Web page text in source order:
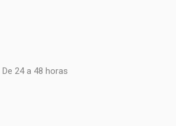
De 24 a 48 horas